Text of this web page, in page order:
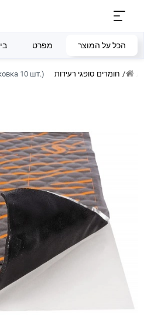
חומרים סופגי רעידות 10 шт.)
הכל על המוצר מפרט